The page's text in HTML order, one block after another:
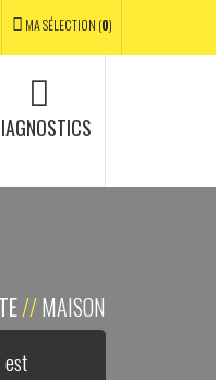
MA SÉLECTION (0)
//MAISON
est